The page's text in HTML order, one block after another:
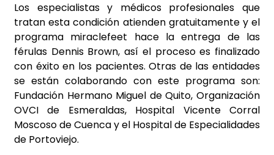
Los especialistas y médicos profesionales que
tratan esta condición atienden gratuitamente y el
programa miraclefeet hace la entrega de las
férulas Dennis Brown, así el proceso es finalizado
con éxito en los pacientes. Otras de las entidades
se están colaborando con este programa son:
Fundación Hermano Miguel de Quito, Organización
OVCI de Esmeraldas, Hospital Vicente Corral
Moscoso de Cuenca y el Hospital de Especialidades
de Portoviejo.